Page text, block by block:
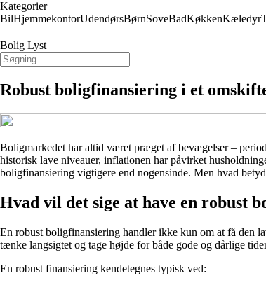
Kategorier
BilHjemmekontorUdendørsBørnSoveBadKøkkenKæledyr
Bolig Lyst
Robust boligfinansiering i et
Boligmarkedet har altid været præget af bevægelser –
historisk lave niveauer, inflationen har påvirket
boligfinansiering vigtigere end nogensinde. Men hvad
Hvad vil det sige at have en robust
En robust boligfinansiering handler ikke kun om at få den
tænke langsigtet og tage højde for både gode og dårlige
En robust finansiering kendetegnes typisk ved: